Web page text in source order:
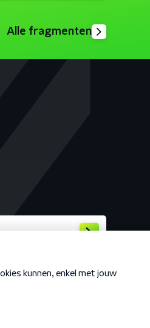
Alle fragmenten